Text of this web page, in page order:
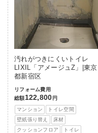
汚れがつきにくいトイレ
LIXIL「アメージュZ」|東京
都新宿区
リフォーム費用
総額122,800 円
マンション
トイレ空間
壁紙張り替え
床材
クッションフロア
トイレ